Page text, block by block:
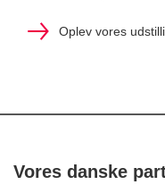
Oplev vores
Vores danske